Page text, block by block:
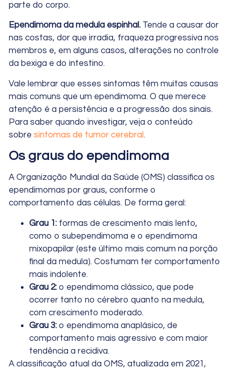
parte do corpo.
Ependimoma da medula espinhal. Tende a causar dor
nas costas, dor que irradia, fraqueza progressiva nos
membros e, em alguns casos, alterações no controle
da bexiga e do intestino.
Vale lembrar que esses sintomas têm muitas causas
mais comuns que um ependimoma. O que merece
atenção é a persistência e a progressão dos sinais.
Para saber quando investigar, veja o conteúdo
sobre sintomas de tumor cerebral .
Os graus do ependimoma
A Organização Mundial da Saúde (OMS) classifica os
ependimomas por graus, conforme o
comportamento das células. De forma geral:
Grau 1: formas de crescimento mais lento,
como o subependimoma e o ependimoma
mixopapilar (este último mais comum na porção
final da medula). Costumam ter comportamento
mais indolente.
Grau 2: o ependimoma clássico, que pode
ocorrer tanto no cérebro quanto na medula,
com crescimento moderado.
Grau 3: o ependimoma anaplásico, de
comportamento mais agressivo e com maior
tendência a recidiva.
A classificação atual da OMS, atualizada em 2021,